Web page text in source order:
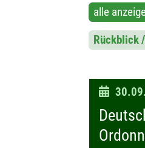
alle
Rückblick
D
t
u